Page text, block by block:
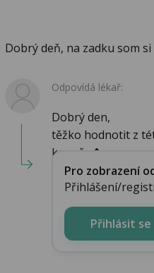
Dobrý deň, na zadku som
Odpovídá lékař:
Dobrý den,
těžko hodnotit z
konečn�...
Pro zobrazení
Přihlášení/
Přihlásit se